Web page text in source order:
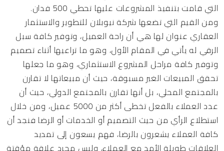
التي قامت بتنفيذ المشروعات عليها تحطي 500 فدان.
ومن القيم التي تضعها شركة نيوبلان للتطوير والاستثمار
العقاري عنوان لها هي أن راحة العميل، وتوفير كافة سبل
الرقي له يأتي في المقام الأول، وهو ما تراعيها أثناء تصميم
وتوفير كافة مراحل المشروع الاستثماري، وهو ما جعلها
تحقق المبيعات الغير مسبوقة، حيث أن مبيعاتها لا تقارن
بالمجتمع المحلي، بل أنها تقارن بالمجتمع الدولي، حيث أن
عدد العملاء بالفعل تخطى أكثر من 5000 عميل، ومن خلال
استطلاع الرأي من حيث التصميم أو الخدمات أو الرضا فنجد أن
كافة العملاء يشعرون بالرضا، فهم يسعون إلى تمديد